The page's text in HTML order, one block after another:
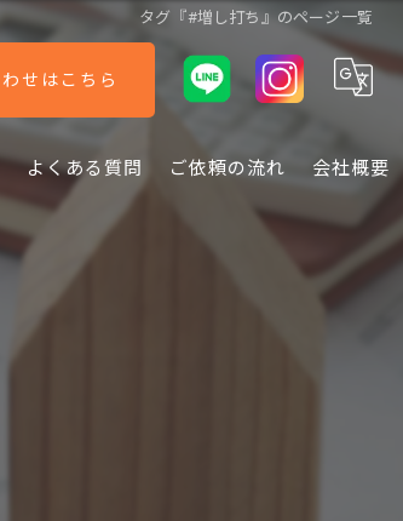
タグ『#増し打ち』のページ一覧
せはこちら
よくある質問 ご依頼の流れ 会社概要